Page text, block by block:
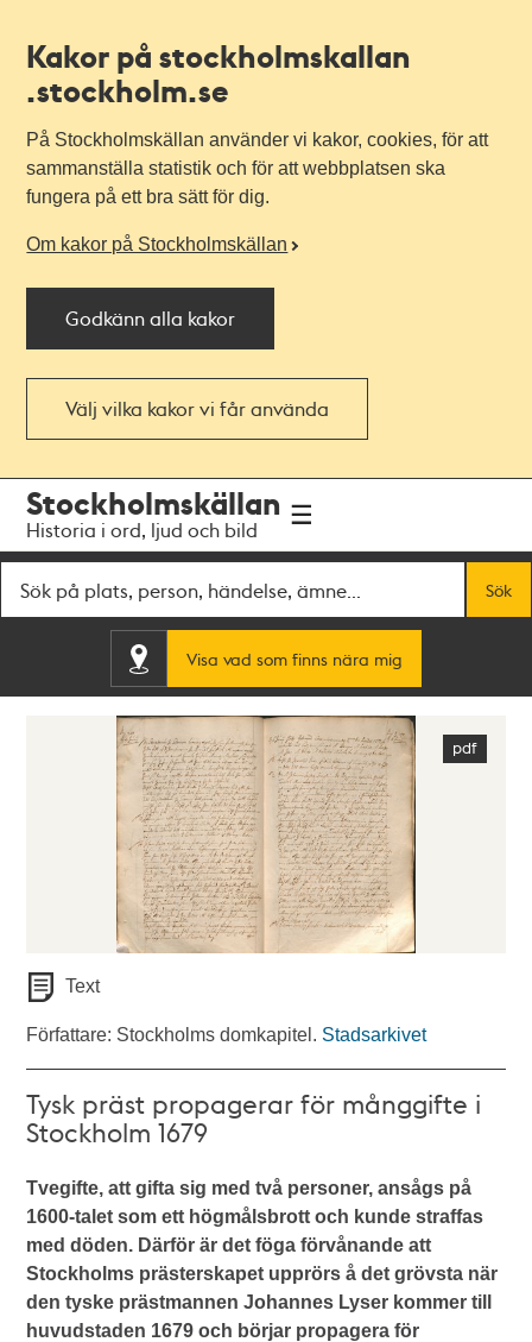
Kakor på stockholmskallan
.stockholm.se
På Stockholmskällan använder vi kakor, cookies, för att
sammanställa statistik och för att webbplatsen ska
fungera på ett bra sätt för dig.
Om kakor på Stockholmskällan
Godkänn alla kakor
Välj vilka kakor vi får använda
navigationen
huvudinnehållet
Stockholmskällan
Historia i ord, ljud och bild
Sök
Visa vad som finns nära mig
Text
Författare: Stockholms domkapitel. Stadsarkivet
Tysk präst propagerar för månggifte i
Stockholm 1679
Tvegifte, att gifta sig med två personer, ansågs på
1600-talet som ett högmålsbrott och kunde straffas
med döden. Därför är det föga förvånande att
Stockholms prästerskapet upprörs å det grövsta när
den tyske prästmannen Johannes Lyser kommer till
huvudstaden 1679 och börjar propagera för